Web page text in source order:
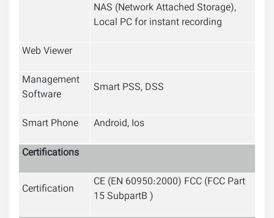
NAS (Network Attached Storage),
Local PC for instant recording
Web Viewer
Management
Software
Smart PSS, DSS
Smart Phone
Android, Ios
Certifications
Certification
CE (EN 60950:2000) FCC (FCC Part
15 SubpartB )